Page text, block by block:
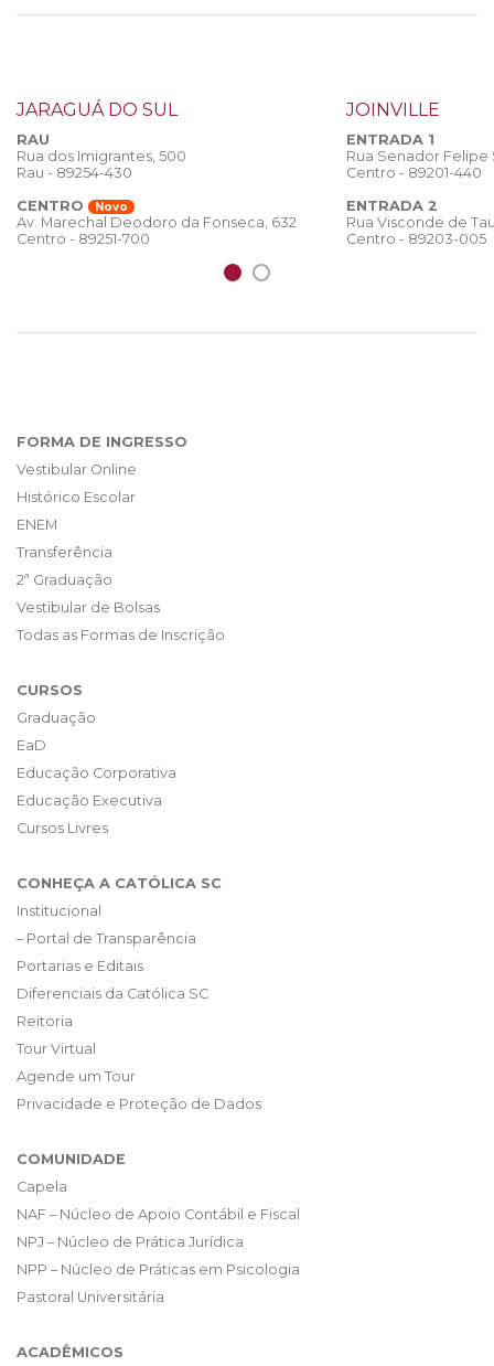
JARAGUÁ DO SUL
RAU
Rua dos Imigrantes, 500
Rau - 89254-430
CENTRO
Novo
Av. Marechal Deodoro da Fonseca, 632
Centro - 89251-700
JOINVILLE
ENTRADA 1
Rua Senador
Centro - 89201-440
ENTRADA 2
Rua Visconde de
Centro - 89203-005
FORMA DE INGRESSO
Vestibular Online
Histórico Escolar
ENEM
Transferência
2ª Graduação
Vestibular de Bolsas
Todas as Formas de Inscrição
CURSOS
Graduação
EaD
Educação Corporativa
Educação Executiva
Cursos Livres
CONHEÇA A CATÓLICA SC
Institucional
– Portal de Transparência
Portarias e Editais
Diferenciais da Católica SC
Reitoria
Tour Virtual
Agende um Tour
Privacidade e Proteção de Dados
COMUNIDADE
Capela
NAF – Núcleo de Apoio Contábil e Fiscal
NPJ – Núcleo de Prática Jurídica
NPP – Núcleo de Práticas em Psicologia
Pastoral Universitária
ACADÊMICOS